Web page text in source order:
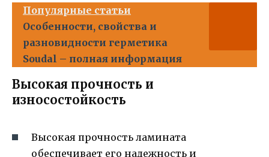
Популярные статьи
Особенности, свойства и
разновидности герметика
Soudal – полная информация
Высокая прочность и
износостойкость
Высокая прочность ламината
обеспечивает его надежность и